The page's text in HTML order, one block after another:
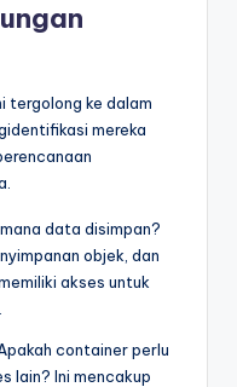
tergolong ke dalam
mereka
data disimpan?
objek, dan
akses untuk
container perlu
lain? Ini mencakup